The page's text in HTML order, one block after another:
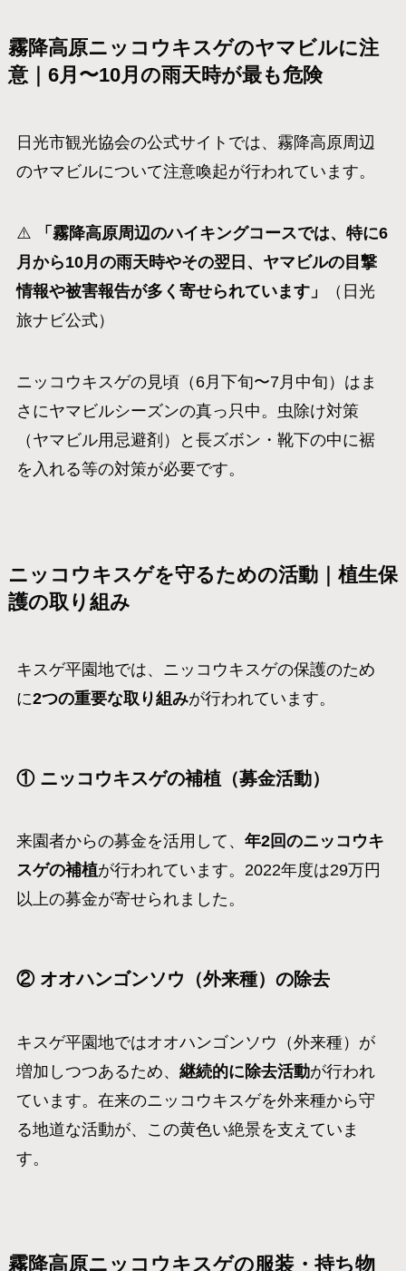
霧降高原ニッコウキスゲのヤマビルに注
意｜6月〜10月の雨天時が最も危険
日光市観光協会の公式サイトでは、霧降高原周辺
のヤマビルについて注意喚起が行われています。
⚠️
「霧降高原周辺のハイキングコースでは、特に6
月から10月の雨天時やその翌日、ヤマビルの目撃
情報や被害報告が多く寄せられています」
（日光
旅ナビ公式）
ニッコウキスゲの見頃（6月下旬〜7月中旬）はま
さにヤマビルシーズンの真っ只中。虫除け対策
（ヤマビル用忌避剤）と長ズボン・靴下の中に裾
を入れる等の対策が必要です。
ニッコウキスゲを守るための活動｜植生保
護の取り組み
キスゲ平園地では、ニッコウキスゲの保護のため
に2つの重要な取り組みが行われています。
① ニッコウキスゲの補植（募金活動）
来園者からの募金を活用して、 年2回のニッコウキ
スゲの補植が行われています。2022年度は29万円
以上の募金が寄せられました。
② オオハンゴンソウ（外来種）の除去
キスゲ平園地ではオオハンゴンソウ（外来種）が
増加しつつあるため、 継続的に除去活動が行われ
ています。在来のニッコウキスゲを外来種から守
る地道な活動が、この黄色い絶景を支えていま
す。
霧降高原ニッコウキスゲの服装・持ち物